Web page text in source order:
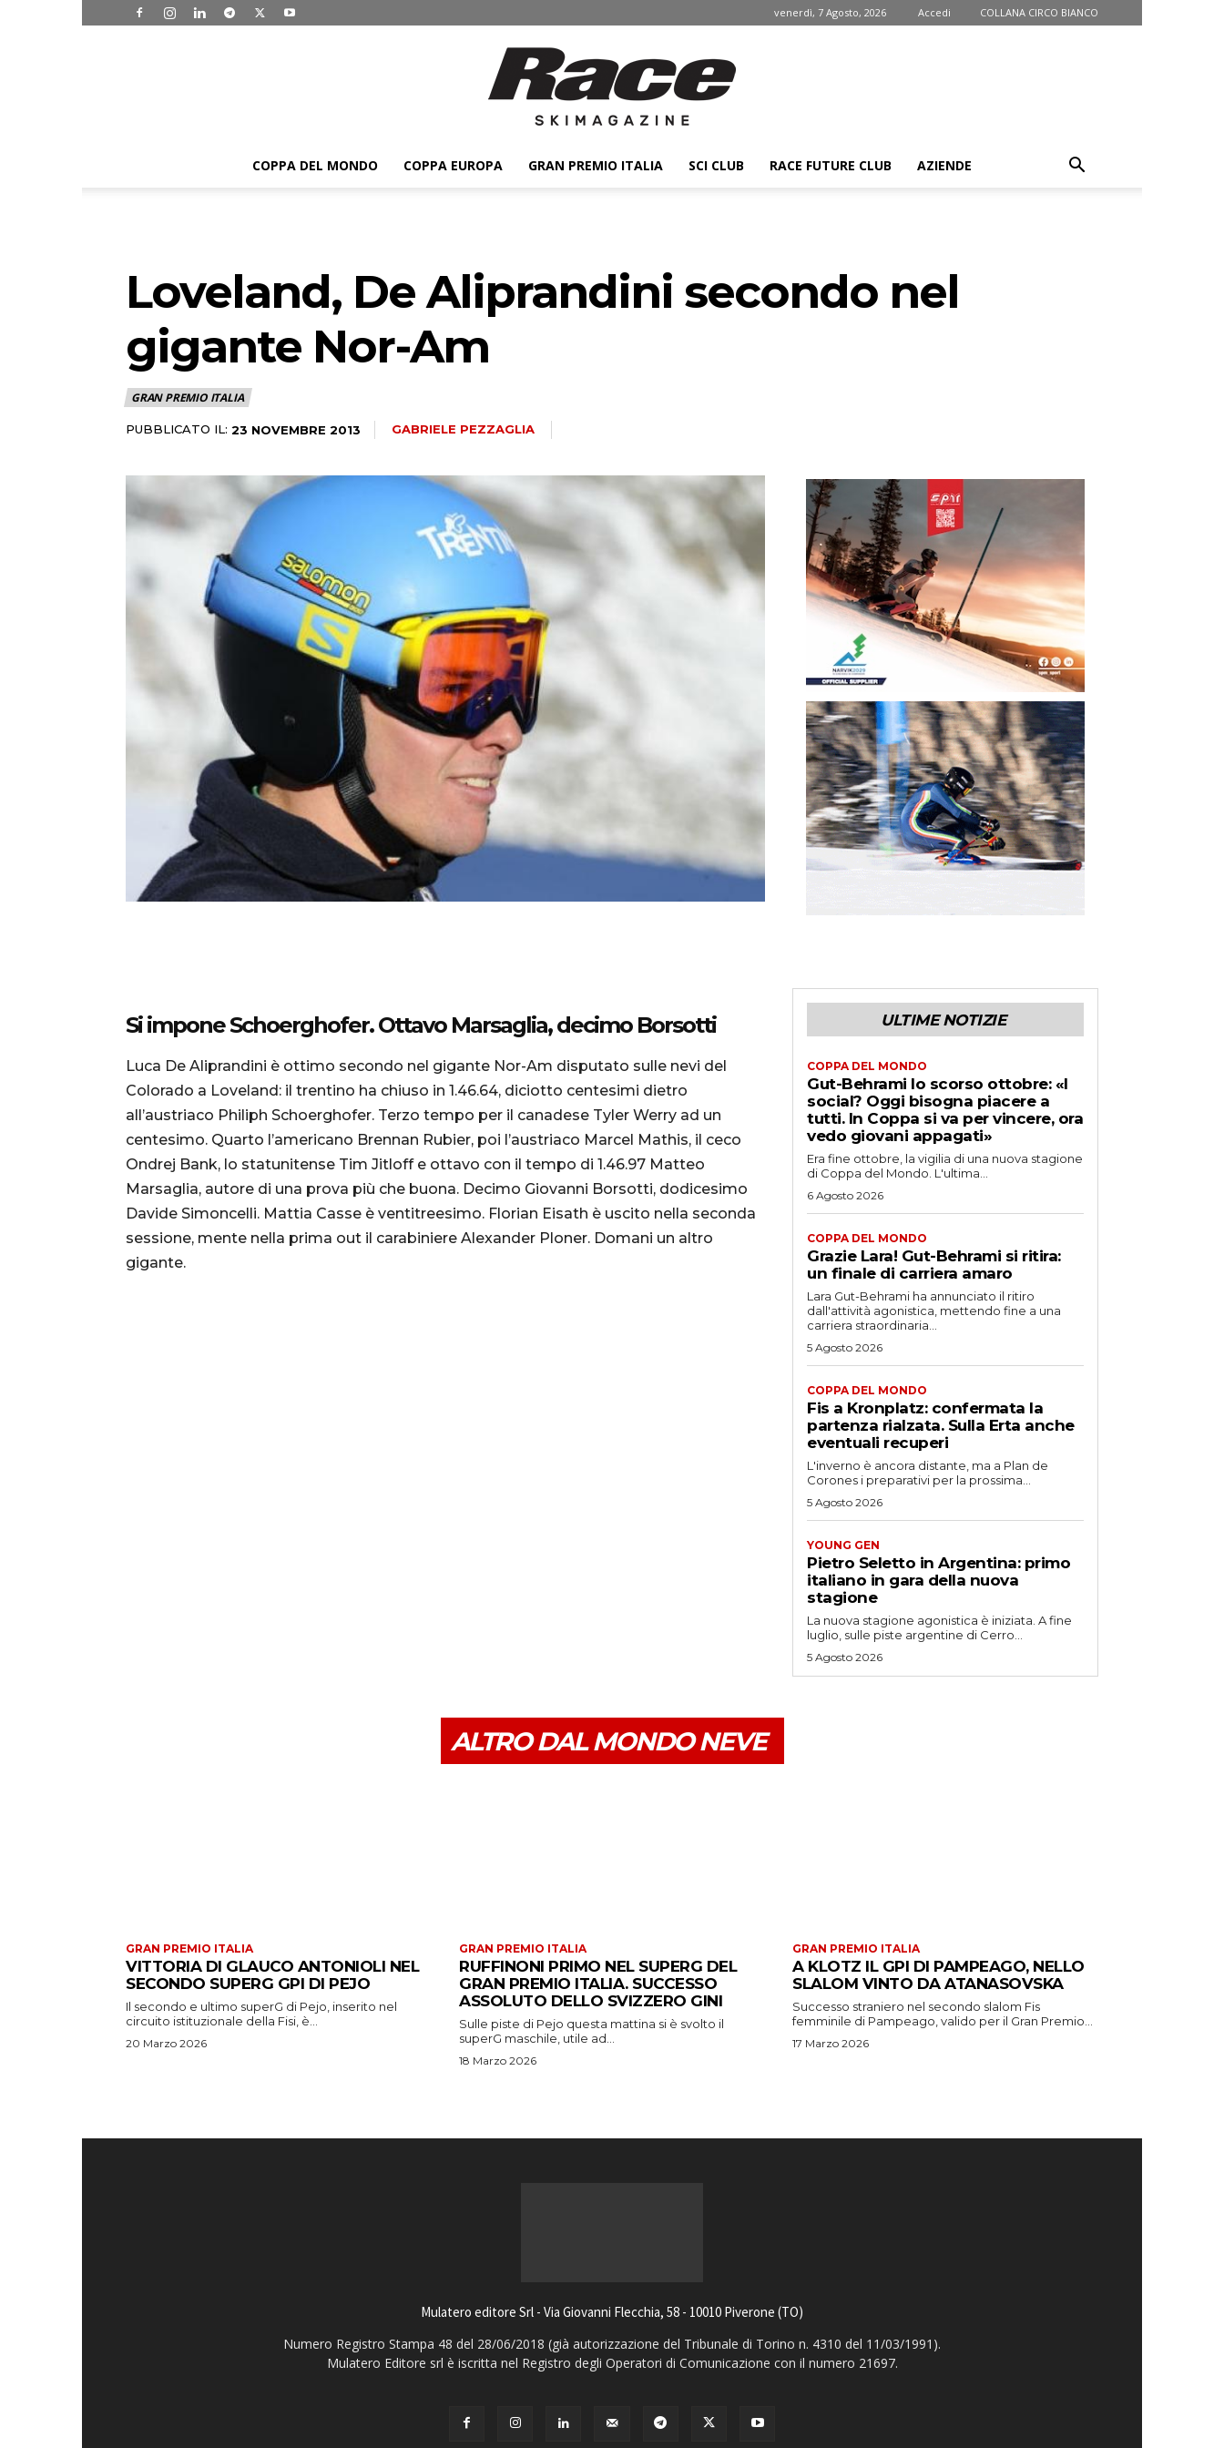
venerdì, 7 Agosto, 2026 Accedi COLLANA CIRCO BIANCO
COPPA DEL MONDO COPPA EUROPA GRAN PREMIO ITALIA SCI CLUB RACE FUTURE CLUB AZIENDE
Loveland, De Aliprandini secondo nel
gigante Nor-Am
GRAN PREMIO ITALIA
PUBBLICATO IL: 23 NOVEMBRE 2013 GABRIELE PEZZAGLIA
Si impone Schoerghofer. Ottavo Marsaglia, decimo Borsotti
Luca De Aliprandini è ottimo secondo nel gigante Nor-Am disputato sulle nevi del
Colorado a Loveland: il trentino ha chiuso in 1.46.64, diciotto centesimi dietro
all’austriaco Philiph Schoerghofer. Terzo tempo per il canadese Tyler Werry ad un
centesimo. Quarto l’americano Brennan Rubier, poi l’austriaco Marcel Mathis, il ceco
Ondrej Bank, lo statunitense Tim Jitloff e ottavo con il tempo di 1.46.97 Matteo
Marsaglia, autore di una prova più che buona. Decimo Giovanni Borsotti, dodicesimo
Davide Simoncelli. Mattia Casse è ventitreesimo. Florian Eisath è uscito nella seconda
sessione, mente nella prima out il carabiniere Alexander Ploner. Domani un altro
gigante.
ULTIME NOTIZIE
COPPA DEL MONDO
Gut-Behrami lo scorso ottobre: «I
social? Oggi bisogna piacere a
tutti. In Coppa si va per vincere, ora
vedo giovani appagati»
Era fine ottobre, la vigilia di una nuova stagione
di Coppa del Mondo. L'ultima...
6 Agosto 2026
COPPA DEL MONDO
Grazie Lara! Gut-Behrami si ritira:
un finale di carriera amaro
Lara Gut-Behrami ha annunciato il ritiro
dall'attività agonistica, mettendo fine a una
carriera straordinaria...
5 Agosto 2026
COPPA DEL MONDO
Fis a Kronplatz: confermata la
partenza rialzata. Sulla Erta anche
eventuali recuperi
L'inverno è ancora distante, ma a Plan de
Corones i preparativi per la prossima...
5 Agosto 2026
YOUNG GEN
Pietro Seletto in Argentina: primo
italiano in gara della nuova
stagione
La nuova stagione agonistica è iniziata. A fine
luglio, sulle piste argentine di Cerro...
5 Agosto 2026
ALTRO DAL MONDO NEVE
GRAN PREMIO ITALIA
VITTORIA DI GLAUCO ANTONIOLI NEL
SECONDO SUPERG GPI DI PEJO
Il secondo e ultimo superG di Pejo, inserito nel
circuito istituzionale della Fisi, è...
20 Marzo 2026
GRAN PREMIO ITALIA
RUFFINONI PRIMO NEL SUPERG DEL
GRAN PREMIO ITALIA. SUCCESSO
ASSOLUTO DELLO SVIZZERO GINI
Sulle piste di Pejo questa mattina si è svolto il
superG maschile, utile ad...
18 Marzo 2026
GRAN PREMIO ITALIA
A KLOTZ IL GPI DI PAMPEAGO, NELLO
SLALOM VINTO DA ATANASOVSKA
Successo straniero nel secondo slalom Fis
femminile di Pampeago, valido per il Gran Premio...
17 Marzo 2026
Mulatero editore Srl - Via Giovanni Flecchia, 58 - 10010 Piverone (TO)
Numero Registro Stampa 48 del 28/06/2018 (già autorizzazione del Tribunale di Torino n. 4310 del 11/03/1991).
Mulatero Editore srl è iscritta nel Registro degli Operatori di Comunicazione con il numero 21697.